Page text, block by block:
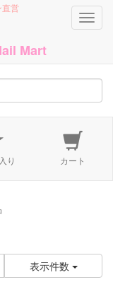
直営
Mart
り カート
表示件数